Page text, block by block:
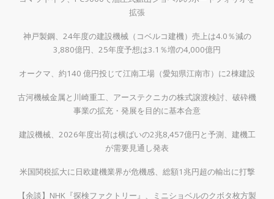
拡張
神戸製鋼、24年度の建設機械（コベルコ建機）売上は4.0％減の
3,880億円、25年度予想は3.1％増の4,000億円
オークマ、約140 億円投じて江南工場（愛知県江南市）に2棟建設
古河機械金属と川崎重工、アーステクニカの株式譲渡検討、破砕機
事業の拡充・発展を目的に基本合意
建設機械、2026年度出荷は横ばいの2兆8,457億円と予測、建機工
が需要見通し発表
米国関税拡大に日欧建機業界が危機感、総額1兆円超の輸出に打撃
【余談】NHK『探検ファクトリー』、ミニショベルのクボタ枚方製